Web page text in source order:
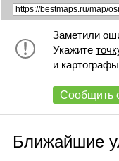
Заметили
Укажите
и
Сообщить
Ближайшие